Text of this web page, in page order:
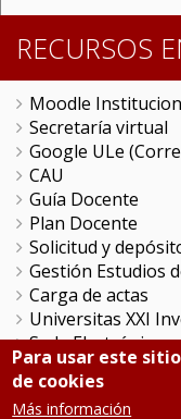
RECURSOS
Moodle
Secretaría virtual
Google ULe
CAU
Guía Docente
Plan Docente
Solicitud y
Gestión Estudios
Carga de actas
Universitas XXI
Sede Electrónica
Tramitador
Perfil del
Para usar este
de cookies
Más información